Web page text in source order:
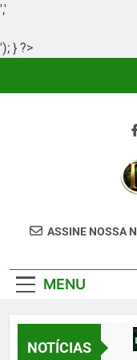
','
'); } ?>
ASSINE NOSSA
MENU
NOTÍCIAS